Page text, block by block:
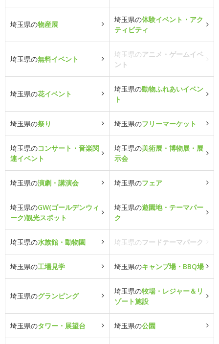
埼玉県の物産展
埼玉県の体験イベント・アク
ティビティ
埼玉県の無料イベント
埼玉県のアニメ・ゲームイベ
ント
埼玉県の花イベント
埼玉県の動物ふれあいイベン
ト
埼玉県の祭り 埼玉県のフリーマーケット
埼玉県のコンサート・音楽関
連イベント
埼玉県の美術展・博物展・展
示会
埼玉県の演劇・講演会 埼玉県のフェア
埼玉県のGW(ゴールデンウィ
ーク)観光スポット
埼玉県の遊園地・テーマパー
ク
埼玉県の水族館・動物園 埼玉県のフードテーマパーク
埼玉県の工場見学 埼玉県のキャンプ場・BBQ場
埼玉県のグランピング
埼玉県の牧場・レジャー＆リ
ゾート施設
埼玉県のタワー・展望台 埼玉県の公園